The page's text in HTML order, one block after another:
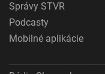
Správy STVR
Podcasty
Mobilné aplikácie